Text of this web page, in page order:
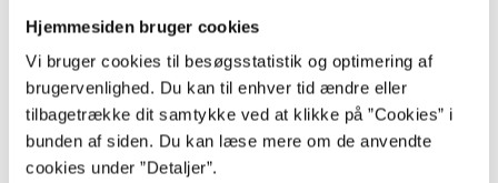
Hjemmesiden bruger cookies
Vi bruger cookies til besøgsstatistik og optimering af
brugervenlighed. Du kan til enhver tid ændre eller
tilbagetrække dit samtykke ved at klikke på ”Cookies” i
bunden af siden. Du kan læse mere om de anvendte
cookies under ”Detaljer”.
lorem ipsum dolor sit amet ...
lorem ipsum dolor sit amet ...
lorem ipsum dolor sit amet ...
lorem ipsum dolor sit amet ...
lorem ipsum dolor sit amet ...
lorem ipsum dolor sit amet ...